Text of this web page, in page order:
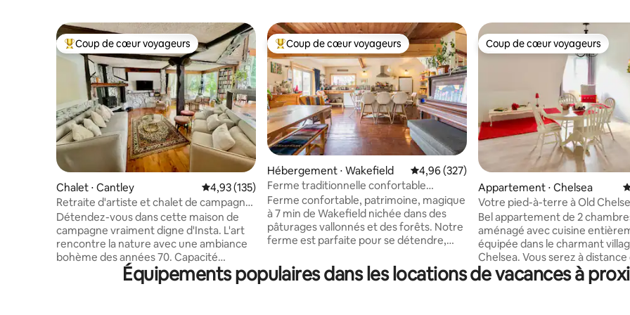
Coups de cœur voyageurs les plus appréciés
Coup de cœur voyageurs
Chalet ⋅ Cantley Évaluation moyenne sur la base de 135 commentaires : 4,93 sur 5
4,93 (135)
Retraite d'artiste et chalet de campagne
parfaits pour Instagram
Détendez-vous dans cette maison de
campagne vraiment digne d'Insta. L'art
rencontre la nature avec une ambiance
bohème des années 70. Capacité
d'accueil : 8 personnes. Cuisine
entièrement équipée, grand plan ouvert
Coups de cœur voyageurs les plus appréciés
Coup de cœur voyageurs
Hébergement ⋅ Wakefield Évaluation moyenne sur la base de 327
4,96 (327)
Ferme traditionnelle confortable
Réservez dès maintenant !
Ferme confortable, patrimoine, magique
à 7 min de Wakefield nichée dans des
pâturages vallonnés et des forêts. Notre
ferme est parfaite pour se détendre,
la raquette et de la baignade. À proximité
se trouvent des stations de ski alpin, la
Coup de cœur voyageurs
Coup de cœur voyageurs
Appartement ⋅ Chelsea
Votre pied-à-terre à Old
la Gatineau
Bel appartement de 2
aménagé avec cuisine
équipée dans le charmant
Chelsea. Vous serez à distance
marche du parc de la
bistrots du centre du village,
Équipements populaires dans les locations de vacances à